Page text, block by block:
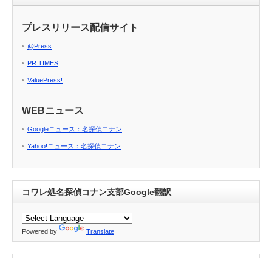
プレスリリース配信サイト
@Press
PR TIMES
ValuePress!
WEBニュース
Googleニュース：名探偵コナン
Yahoo!ニュース：名探偵コナン
コワレ処名探偵コナン支部Google翻訳
Powered by Translate